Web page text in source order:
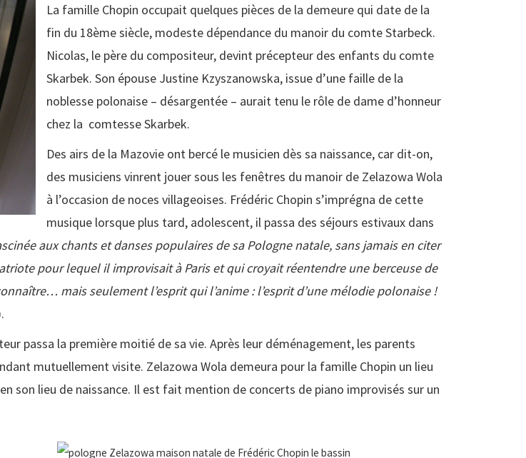
La famille Chopin occupait quelques pièces de la demeure qui date de la
fin du 18ème siècle, modeste dépendance du manoir du comte Starbeck.
Nicolas, le père du compositeur, devint précepteur des enfants du comte
Skarbek. Son épouse Justine Kzyszanowska, issue d’une faille de la
noblesse polonaise – désargentée – aurait tenu le rôle de dame d’honneur
chez la comtesse Skarbek.
Des airs de la Mazovie ont bercé le musicien dès sa naissance, car dit-on,
des musiciens vinrent jouer sous les fenêtres du manoir de Zelazowa Wola
à l’occasion de noces villageoises. Frédéric Chopin s’imprégna de cette
musique lorsque plus tard, adolescent, il passa des séjours estivaux dans
aux chants et danses populaires de sa Pologne natale, sans jamais en citer
pour lequel il improvisait à Paris et qui croyait réentendre une berceuse de
mais seulement l’esprit qui l’anime : l’esprit d’une mélodie polonaise !
passa la première moitié de sa vie. Après leur déménagement, les parents
mutuellement visite. Zelazowa Wola demeura pour la famille Chopin un lieu
son lieu de naissance. Il est fait mention de concerts de piano improvisés sur un